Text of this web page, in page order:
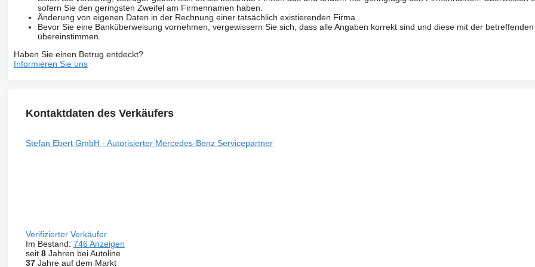
sofern Sie den geringsten Zweifel am Firmennamen haben.
Änderung von eigenen Daten in der Rechnung einer tatsächlich existierenden Firma
Bevor Sie eine Banküberweisung vornehmen, vergewissern Sie sich, dass alle Angaben korrekt sind und diese mit der
übereinstimmen.
Haben Sie einen Betrug entdeckt?
Informieren Sie uns
Kontaktdaten des Verkäufers
Stefan Ebert GmbH - Autorisierter Mercedes-Benz Servicepartner
Verifizierter Verkäufer
Im Bestand: 746 Anzeigen
seit 8Jahren bei Autoline
37Jahre auf dem Markt